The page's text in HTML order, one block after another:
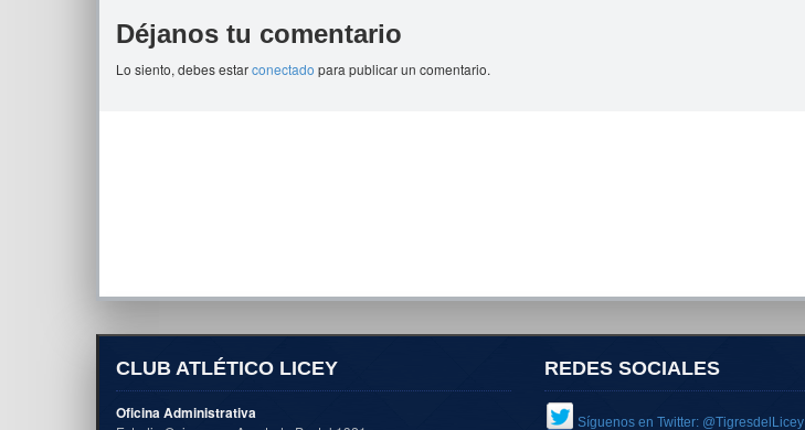
Déjanos tu comentario
Lo siento, debes estarconectado para publicar un comentario.
CLUB ATLÉTICO LICEY
Oficina Administrativa
REDES SOCIALES
Síguenos en Twitter: @TigresdelLicey